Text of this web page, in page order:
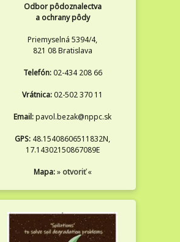
Odbor pôdoznalectva
a ochrany pôdy
Priemyselná 5394/4,
821 08 Bratislava
Telefón:02-434 208 66
Vrátnica:02-502 370 11
Email:pavol.bezak@nppc.sk
GPS: 48.15408606511832N,
17.14302150867089E
Mapa:» otvoriť«